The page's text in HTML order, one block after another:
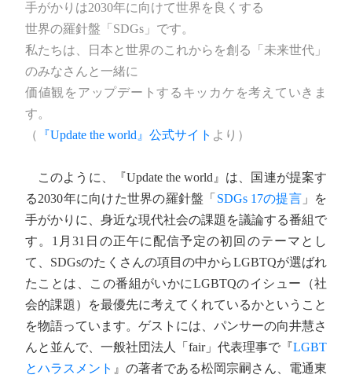
手がかりは2030年に向けて世界を良くする
世界の羅針盤「SDGs」です。
私たちは、日本と世界のこれからを創る「未来世代」
のみなさんと一緒に
価値観をアップデートするキッカケを考えていきま
す。
（
『Update the world』公式サイト より）
このように、『Update the world』は、国連が提案す
る2030年に向けた世界の羅針盤「 SDGs 17の提言」を
手がかりに、身近な現代社会の課題を議論する番組で
す。1月31日の正午に配信予定の初回のテーマとし
て、SDGsのたくさんの項目の中からLGBTQが選ばれ
たことは、この番組がいかにLGBTQのイシュー（社
会的課題）を最優先に考えてくれているかということ
を物語っています。ゲストには、パンサーの向井慧さ
んと並んで、一般社団法人「fair」代表理事で『LGBT
とハラスメント 』の著者である松岡宗嗣さん、電通東